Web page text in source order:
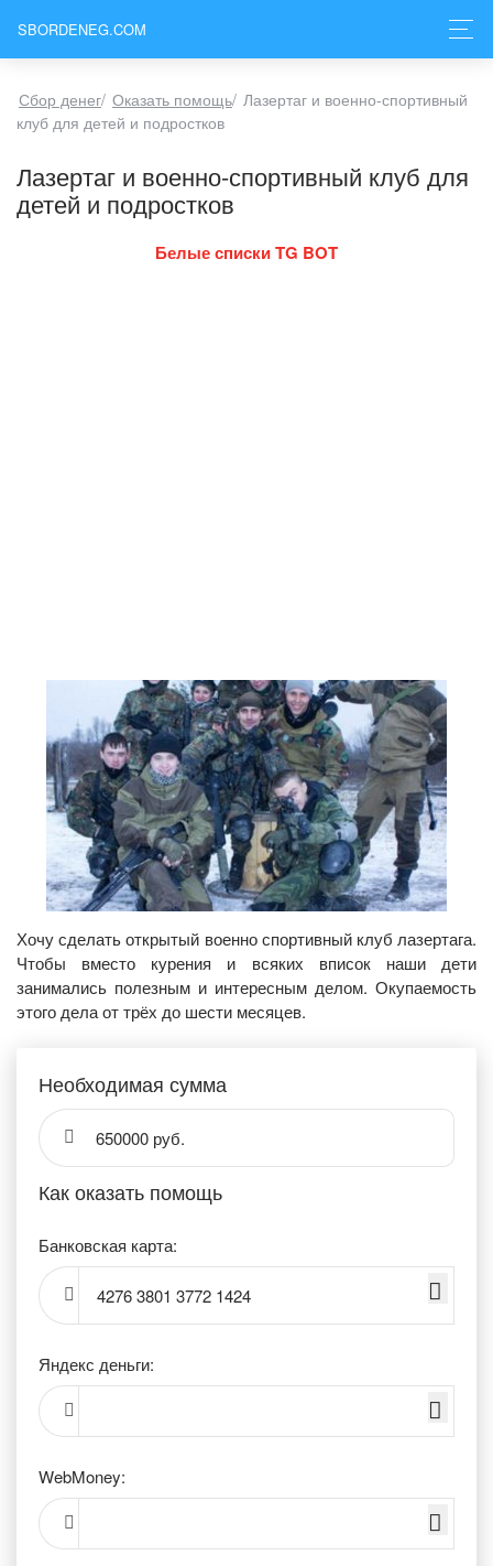
SBORDENEG.COM
Сбор денег/ Оказать помощь/ Лазертаг и военно-спортивный
клуб для детей и подростков
Лазертаг и военно-спортивный клуб для
детей и подростков
Белые списки TG BOT
Хочу сделать открытый военно спортивный клуб лазертага.
Чтобы вместо курения и всяких вписок наши дети
занимались полезным и интересным делом. Окупаемость
этого дела от трёх до шести месяцев.
Необходимая сумма
650000 руб.
Как оказать помощь
Банковская карта:
4276 3801 3772 1424
Яндекс деньги:
WebMoney: